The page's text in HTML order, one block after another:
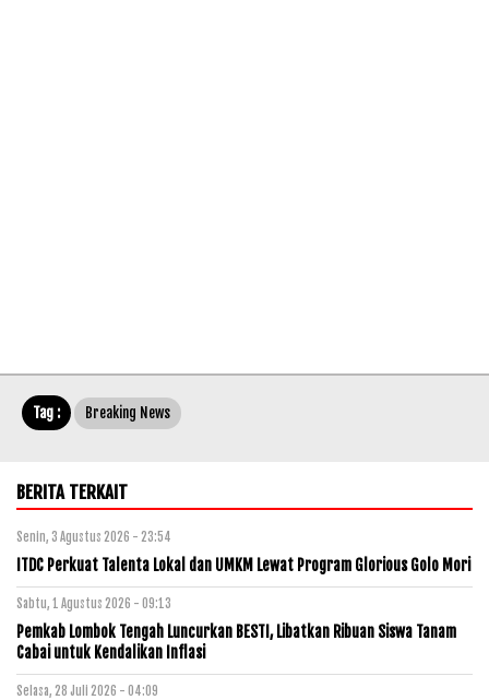
Tag : Breaking News
BERITA TERKAIT
Senin, 3 Agustus 2026 - 23:54
ITDC Perkuat Talenta Lokal dan UMKM Lewat Program Glorious Golo Mori
Sabtu, 1 Agustus 2026 - 09:13
Pemkab Lombok Tengah Luncurkan BESTI, Libatkan Ribuan Siswa Tanam
Cabai untuk Kendalikan Inflasi
Selasa, 28 Juli 2026 - 04:09